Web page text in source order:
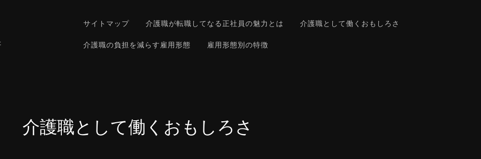
サイトマップ 介護職が転職してなる正社員の魅力とは 介護職として働くおもしろさ
介護職の負担を減らす雇用形態 雇用形態別の特徴
介護職として働くおもしろさ